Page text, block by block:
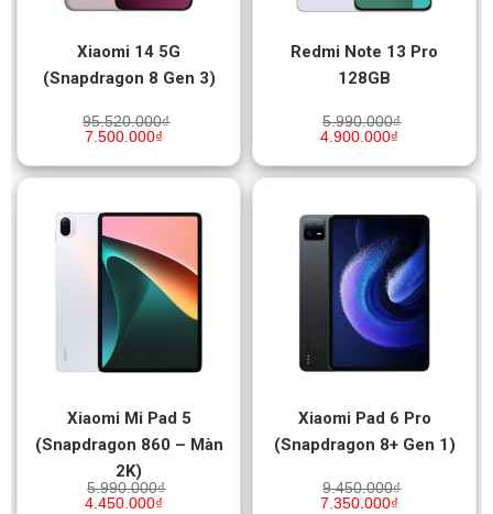
Xiaomi 14 5G
(Snapdragon 8 Gen 3)
95.520.000₫
7.500.000₫
Redmi Note 13 Pro
128GB
5.990.000₫
4.900.000₫
Xiaomi Mi Pad 5
(Snapdragon 860 – Màn
2K)
5.990.000₫
4.450.000₫
Xiaomi Pad 6 Pro
(Snapdragon 8+ Gen 1)
9.450.000₫
7.350.000₫